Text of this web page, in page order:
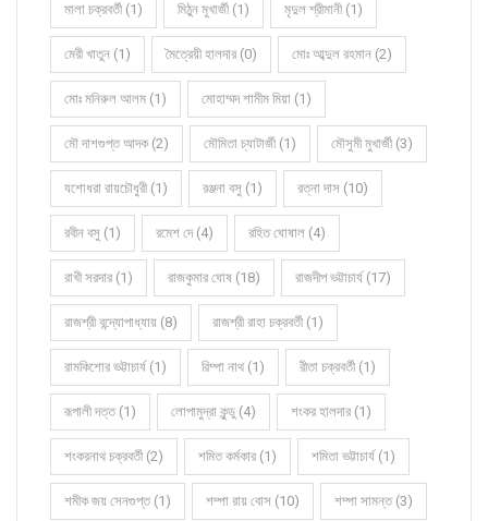
মালা চক্রবর্তী (1) মিঠুন মুখার্জী (1) মৃদুল শ্রীমানী (1)
মেরী খাতুন (1) মৈত্রেয়ী হালদার (0) মোঃ আব্দুল রহমান (2)
মোঃ মনিরুল আলম (1) মোহাম্মদ শামীম মিয়া (1)
মৌ দাশগুপ্ত আদক (2) মৌমিতা চ্যাটার্জী (1) মৌসুমী মুখার্জী (3)
যশোধরা রায়চৌধুরী (1) রঞ্জনা বসু (1) রত্না দাস (10)
রবীন বসু (1) রমেশ দে (4) রহিত ঘোষাল (4)
রাখী সরদার (1) রাজকুমার ঘোষ (18) রাজদীপ ভট্টাচার্য (17)
রাজশ্রী বন্দ্যোপাধ্যায় (8) রাজশ্রী রাহা চক্রবর্তী (1)
রামকিশোর ভট্টাচার্য (1) রিম্পা নাথ (1) রীতা চক্রবর্তী (1)
রূপালী দত্ত (1) লোপামুদ্রা কুন্ডু (4) শংকর হালদার (1)
শংকরনাথ চক্রবর্তী (2) শমিত কর্মকার (1) শমিতা ভট্টাচার্য (1)
শমীক জয় সেনগুপ্ত (1) শম্পা রায় বোস (10) শম্পা সামন্ত (3)